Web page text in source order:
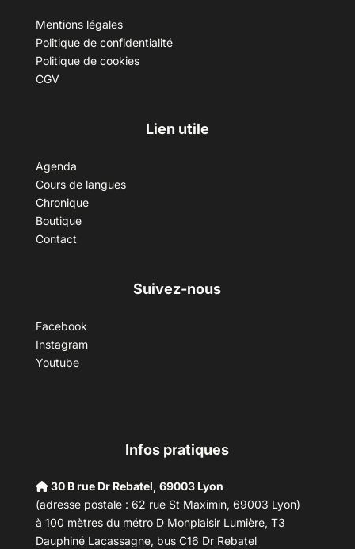
Mentions légales
Politique de confidentialité
Politique de cookies
CGV
Lien utile
Agenda
Cours de langues
Chronique
Boutique
Contact
Suivez-nous
Facebook
Instagram
Youtube
Infos pratiques
30 B rue Dr Rebatel, 69003 Lyon
(adresse postale : 62 rue St Maximin, 69003 Lyon)
à 100 mètres du métro D Monplaisir Lumière, T3
Dauphiné Lacassagne, bus C16 Dr Rebatel